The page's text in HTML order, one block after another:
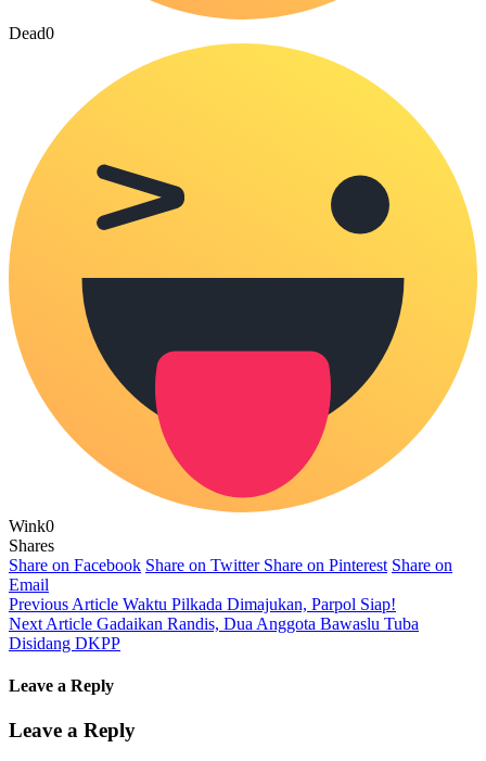
Dead0
Wink0
Shares
Share on Facebook Share on Twitter Share on Pinterest Share on
Email
Previous Article Waktu Pilkada Dimajukan, Parpol Siap!
Next Article Gadaikan Randis, Dua Anggota Bawaslu Tuba
Disidang DKPP
Leave a Reply
Leave a Reply